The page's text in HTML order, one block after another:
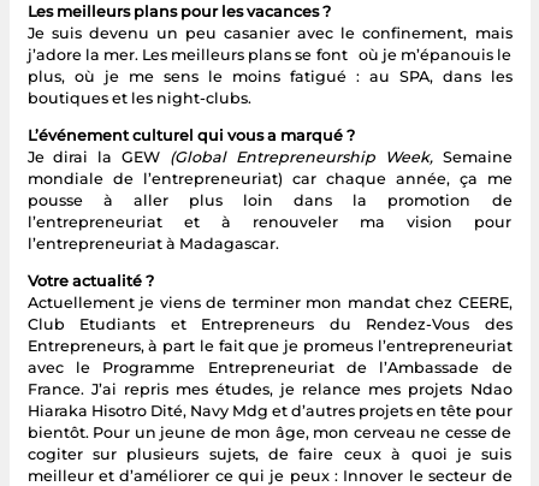
Les meilleurs plans pour les vacances ?
Je suis devenu un peu casanier avec le confinement, mais
j’adore la mer. Les meilleurs plans se font où je m’épanouis le
plus, où je me sens le moins fatigué : au SPA, dans les
boutiques et les night-clubs.
L’événement culturel qui vous a marqué ?
Je dirai la GEW (Global Entrepreneurship Week,Semaine
mondiale de l’entrepreneuriat) car chaque année, ça me
pousse à aller plus loin dans la promotion de
l’entrepreneuriat et à renouveler ma vision pour
l’entrepreneuriat à Madagascar.
Votre actualité ?
Actuellement je viens de terminer mon mandat chez CEERE,
Club Etudiants et Entrepreneurs du Rendez-Vous des
Entrepreneurs, à part le fait que je promeus l’entrepreneuriat
avec le Programme Entrepreneuriat de l’Ambassade de
France. J’ai repris mes études, je relance mes projets Ndao
Hiaraka Hisotro Dité, Navy Mdg et d’autres projets en tête pour
bientôt. Pour un jeune de mon âge, mon cerveau ne cesse de
cogiter sur plusieurs sujets, de faire ceux à quoi je suis
meilleur et d’améliorer ce qui je peux : Innover le secteur de